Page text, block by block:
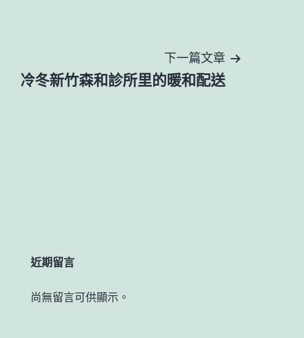
下一篇文章
冷冬新竹森和診所里的暖和配送
近期留言
尚無留言可供顯示。